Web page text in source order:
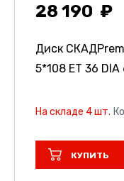
28 190
Диск
5*108 ET 36 DIA
На складе 4 шт.
КУПИТЬ